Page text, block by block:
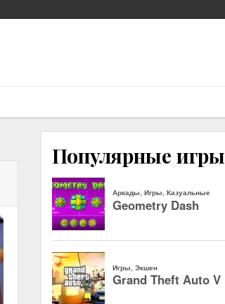
Популярные игры